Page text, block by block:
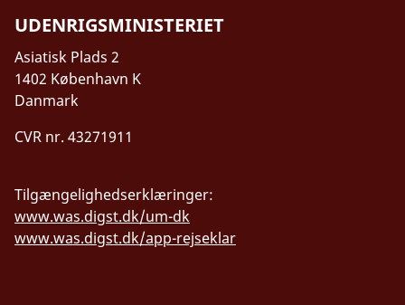
UDENRIGSMINISTERIET
Asiatisk Plads 2
1402 København K
Danmark
CVR nr. 43271911
Tilgængelighedserklæringer:
www.was.digst.dk/um-dk
www.was.digst.dk/app-rejseklar